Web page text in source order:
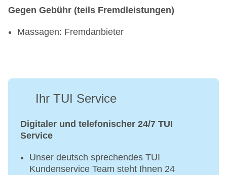
Gegen Gebühr (teils Fremdleistungen)
Massagen: Fremdanbieter
Ihr TUI Service
Digitaler und telefonischer 24/7 TUI
Service
Unser deutsch sprechendes TUI
Kundenservice Team steht Ihnen 24